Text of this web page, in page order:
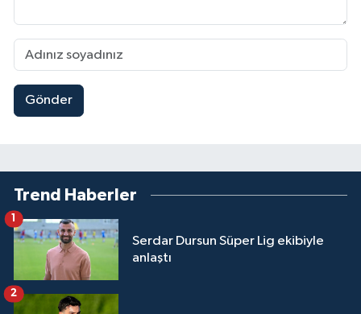
Gönder
Trend Haberler
Serdar Dursun Süper Lig ekibiyle
anlaştı
1
2